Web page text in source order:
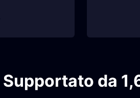
Supportato da